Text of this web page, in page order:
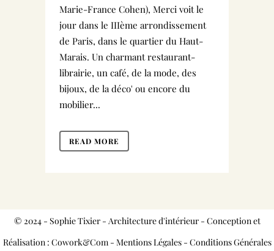
Marie-France Cohen), Merci voit le
jour dans le IIIème arrondissement
de Paris, dans le quartier du Haut-
Marais. Un charmant restaurant-
librairie, un café, de la mode, des
bijoux, de la déco' ou encore du
mobilier...
READ MORE
© 2024 - Sophie Tixier - Architecture d'intérieur - Conception et
Réalisation : Cowork&Com - Mentions Légales- Conditions Générales